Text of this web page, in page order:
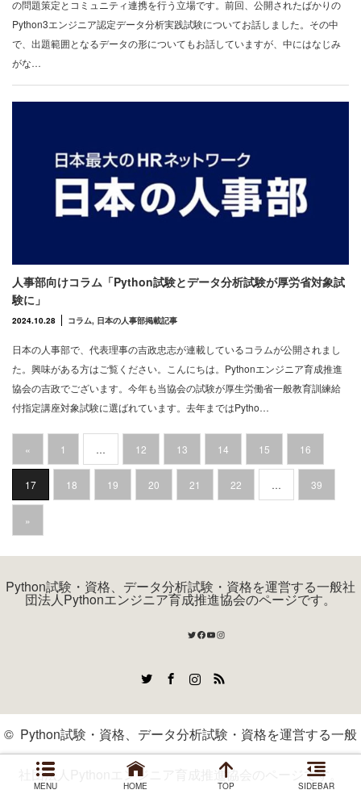
の問題策定とコミュニティ連携を行う立場です。前回、公開されたばかりの
Python3エンジニア認定データ分析実践試験についてお話しました。その中
で、出題範囲となるデータの形についてもお話していますが、中にはなじみ
がな…
人事部向けコラム「Python試験とデータ分析試験が厚労省対象試
験に」
2024.10.28 コラム, 日本の人事部掲載記事
日本の人事部で、代表理事の吉政忠志が連載しているコラムが公開されまし
た。興味がある方はご覧ください。こんにちは。Pythonエンジニア育成推進
協会の吉政でございます。今年も当協会の試験が厚生労働省一般教育訓練給
付指定講座対象試験に選ばれています。去年まではPytho…
« 1 … 12 13 14 15 16
17 18 19 20 21 22 … 39
»
Python試験・資格、データ分析試験・資格を運営する一般社
団法人Pythonエンジニア育成推進協会のページです。
Twitter
Facebook
YouTube
Instagram
RSS
MENU HOME TOP SIDEBAR
© Python試験・資格、データ分析試験・資格を運営する一般
社団法人Pythonエンジニア育成推進協会のページです。